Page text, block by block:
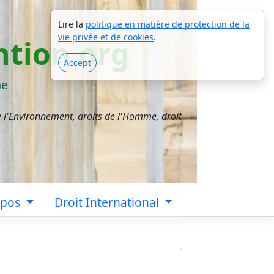
Lire la politique en matière de protection de la
vie privée et de cookies.
Accept
droits de l'Homme, droit
Droit International